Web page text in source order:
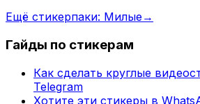
Ещё стикерпаки: Милые→
Гайды по стикерам
Как сделать круглые
Telegram
Хотите эти стикеры в